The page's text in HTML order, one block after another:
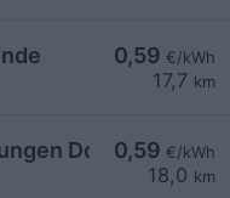
0,59 €/kWh
17,7 km
0,59 €/kWh
18,0 km
Dorfwirt